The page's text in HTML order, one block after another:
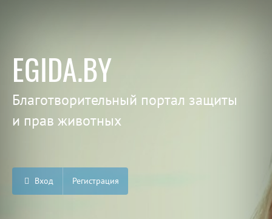
EGIDA.BY
Благотворительный портал защиты
и прав животных
Вход Регистрация